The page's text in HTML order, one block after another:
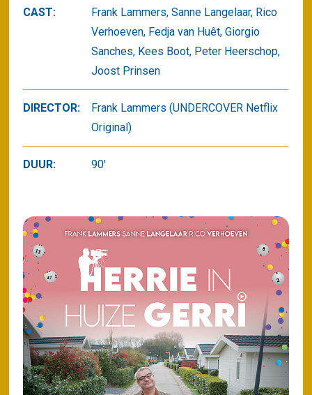
CAST:
Frank Lammers, Sanne Langelaar, Rico
Verhoeven, Fedja van Huêt, Giorgio
Sanches, Kees Boot, Peter Heerschop,
Joost Prinsen
DIRECTOR:
Frank Lammers (UNDERCOVER Netflix
Original)
DUUR: 90'